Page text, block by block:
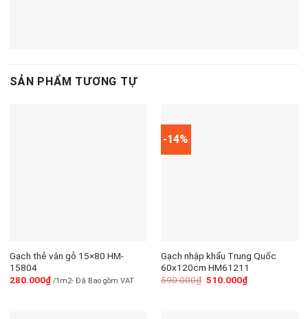
SẢN PHẨM TƯƠNG TỰ
Gạch thẻ vân gỗ 15×80 HM-
15804
280.000₫/1m2- Đã Bao gồm VAT
-14%
Gạch nhập khẩu Trung Quốc
60x120cm HM61211
590.000₫ 510.000₫